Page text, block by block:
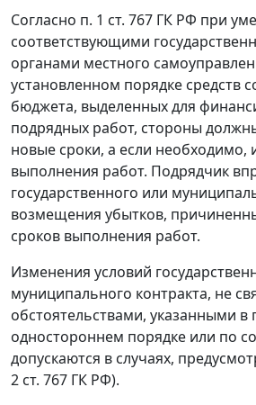
Согласно п. 1 ст. 767 ГК РФ при
соответствующими
органами местного
установленном порядке средств
бюджета, выделенных для
подрядных работ, стороны
новые сроки, а если необходимо,
выполнения работ. Подрядчик
государственного или
возмещения убытков,
сроков выполнения работ.
Изменения условий
муниципального контракта, не
обстоятельствами, указанными в
одностороннем порядке или по
допускаются в случаях,
2 ст. 767 ГК РФ).